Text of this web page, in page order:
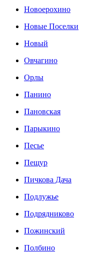
Новоерохино
Новые Поселки
Новый
Овчагино
Орлы
Панино
Пановская
Парыкино
Песье
Пещур
Пичкова Дача
Подлужье
Подрядниково
Пожинский
Полбино